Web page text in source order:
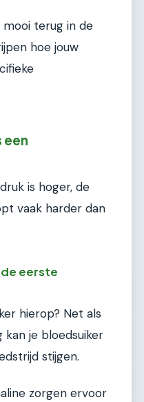
mooi terug in de
hoe jouw
een
is hoger, de
vaak harder dan
eerste
hierop? Net als
kan je bloedsuiker
stijgen.
zorgen ervoor